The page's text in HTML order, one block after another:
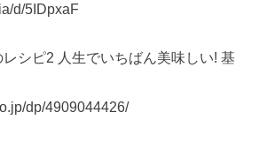
d/5IDpxaF
レシピ2 人生でいちばん美味しい! 基
dp/4909044426/